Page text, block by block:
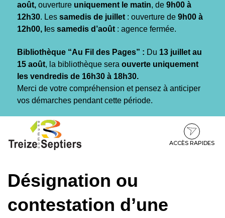
août, ouverture uniquement le matin, de 9h00 à
12h30. Les samedis de juillet : ouverture de 9h00 à
12h00, l es samedis d’août : agence fermée.
Bibliothèque “Au Fil des Pages” : Du 13 juillet au
15 août, la bibliothèque sera ouverte uniquement
les vendredis de 16h30 à 18h30.
Merci de votre compréhension et pensez à anticiper
vos démarches pendant cette période.
contenu
pied
ACCÈS RAPIDES
Désignation ou
contestation d’une